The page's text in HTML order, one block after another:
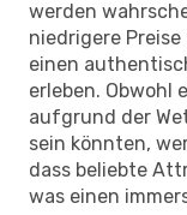
werden
niedrigere
einen
erleben. Obwohl
aufgrund der
sein könnten,
dass beliebte
was einen